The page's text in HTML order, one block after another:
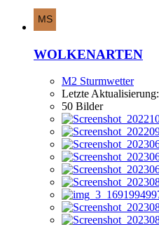
WOLKENARTEN
M2 Sturmwetter
Letzte Aktualisierung:
50 Bilder